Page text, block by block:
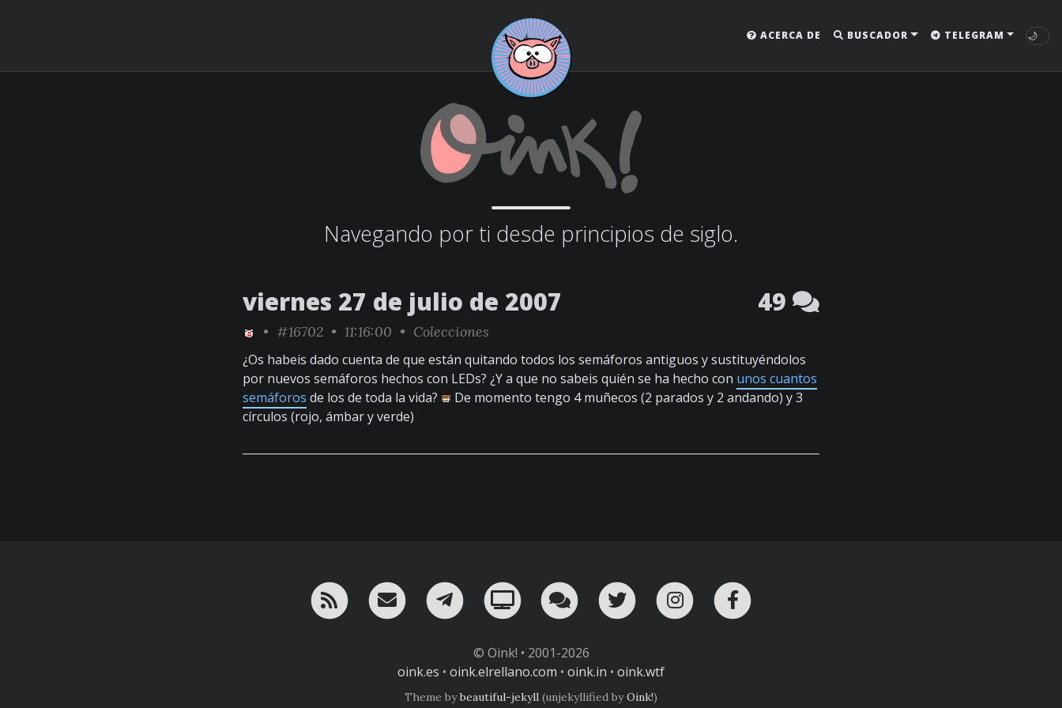
ACERCA DE BUSCADOR TELEGRAM 🌙
Navegando por ti desde principios de siglo.
viernes 27 de julio de 2007 49
• #16702 • 11:16:00 • Colecciones
¿Os habeis dado cuenta de que están quitando todos los semáforos antiguos y sustituyéndolos
por nuevos semáforos hechos con LEDs? ¿Y a que no sabeis quién se ha hecho con unos cuantos
semáforos de los de toda la vida?
De momento tengo 4 muñecos (2 parados y 2 andando) y 3
círculos (rojo, ámbar y verde)
RSS ¡Mándame un email!
¡Nuestro canal en Telegram!
Oink! TV Charla con nosotros en Telegram
Twitter Instagram
© Oink! • 2001-2026
oink.es • oink.elrellano.com • oink.in • oink.wtf
Theme bybeautiful-jekyll (unjekyllified byOink!)